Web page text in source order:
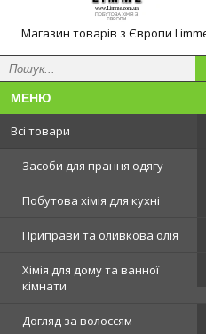
Магазин товарів з Європи
Всі товари
Засоби для прання одягу
Побутова хімія для кухні
Приправи та оливкова олія
Хімія для дому та ванної
кімнати
Догляд за волоссям